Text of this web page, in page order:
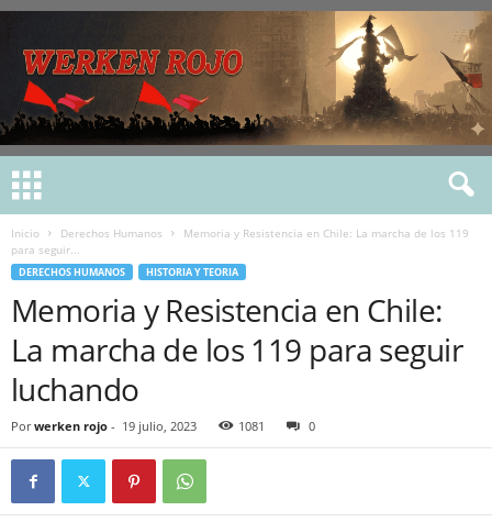
Inicio Derechos Humanos
Memoria y Resistencia en Chile: La marcha de los 119
para seguir...
DERECHOS HUMANOS HISTORIA Y TEORIA
Memoria y Resistencia en Chile:
La marcha de los 119 para seguir
luchando
Por werken rojo - 19 julio, 2023 1081 0